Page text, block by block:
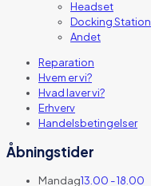
Headset
Docking Station
Andet
Reparation
Hvem er vi?
Hvad laver vi?
Erhverv
Handelsbetingelser
Åbningstider
Mandag13.00 - 18.00